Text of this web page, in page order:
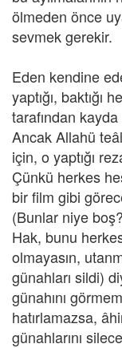
ölmeden önce
sevmek gerekir.
Eden kendine
yaptığı, baktığı
tarafından
Ancak Allahü
için, o yaptığı
Çünkü herkes
bir film gibi
(Bunlar niye
Hak, bunu
olmayasın,
günahları sildi)
günahını
hatırlamazsa,
günahlarını